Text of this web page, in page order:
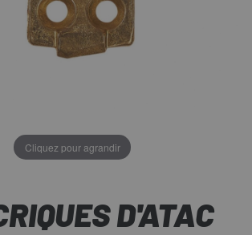
Cliquez pour agrandir
D'ATAC